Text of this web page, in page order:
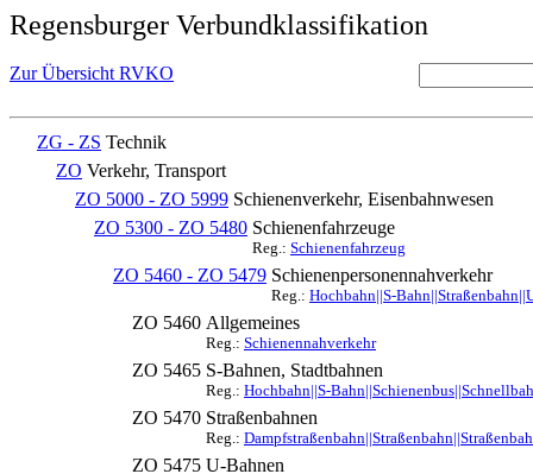
Regensburger Verbundklassifikation
Zur Übersicht RVKO
ZG - ZS Technik
ZO Verkehr, Transport
ZO 5000 - ZO 5999 Schienenverkehr, Eisenbahnwesen
ZO 5300 - ZO 5480 Schienenfahrzeuge
Reg.: Schienenfahrzeug
ZO 5460 - ZO 5479 Schienenpersonennahverkehr
Reg.: Hochbahn||S-
ZO 5460 Allgemeines
Reg.: Schienennahverkehr
ZO 5465 S-Bahnen, Stadtbahnen
Reg.: Hochbahn||S-
ZO 5470 Straßenbahnen
Reg.:
ZO 5475 U-Bahnen